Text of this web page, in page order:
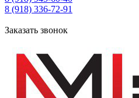
8 (918) 336-72-91
Заказать звонок